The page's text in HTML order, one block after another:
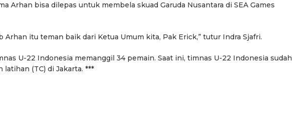
Arhan bisa dilepas untuk membela skuad Garuda Nusantara di SEA Games
itu teman baik dari Ketua Umum kita, Pak Erick,” tutur Indra Sjafri.
U-22 Indonesia memanggil 34 pemain. Saat ini, timnas U-22 Indonesia sudah
(TC) di Jakarta. ***